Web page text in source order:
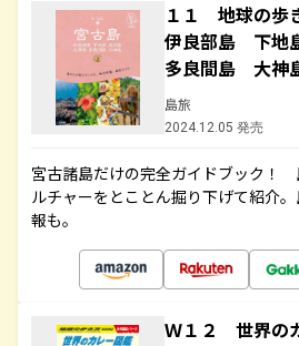
１１ 地球の
伊良部島 下
多良間島 大神
島旅
2024.12.05 発売
宮古諸島だけの完全ガイドブック！
ルチャーをとことん掘り下げて紹介
報も。
Ｗ１２ 世界の